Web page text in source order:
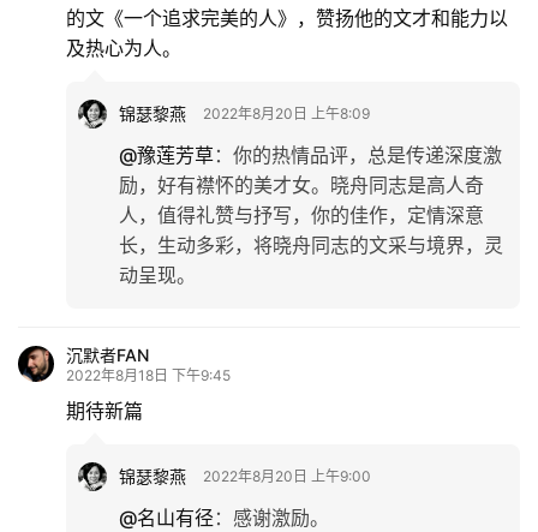
的文《一个追求完美的人》，赞扬他的文才和能力以
及热心为人。
锦瑟黎燕 2022年8月20日 上午8:09
@豫莲芳草： 你的热情品评，总是传递深度激
励，好有襟怀的美才女。晓舟同志是高人奇
人，值得礼赞与抒写，你的佳作，定情深意
长，生动多彩，将晓舟同志的文采与境界，灵
动呈现。
沉默者FAN
2022年8月18日 下午9:45
期待新篇
锦瑟黎燕 2022年8月20日 上午9:00
@名山有径： 感谢激励。